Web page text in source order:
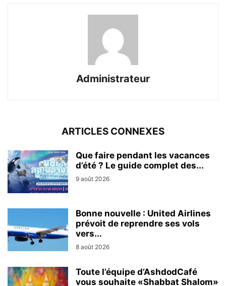
Administrateur
ARTICLES CONNEXES
Que faire pendant les vacances
d’été ? Le guide complet des...
9 août 2026
Bonne nouvelle : United Airlines
prévoit de reprendre ses vols
vers...
8 août 2026
Toute l’équipe d’AshdodCafé
vous souhaite «Shabbat Shalom»